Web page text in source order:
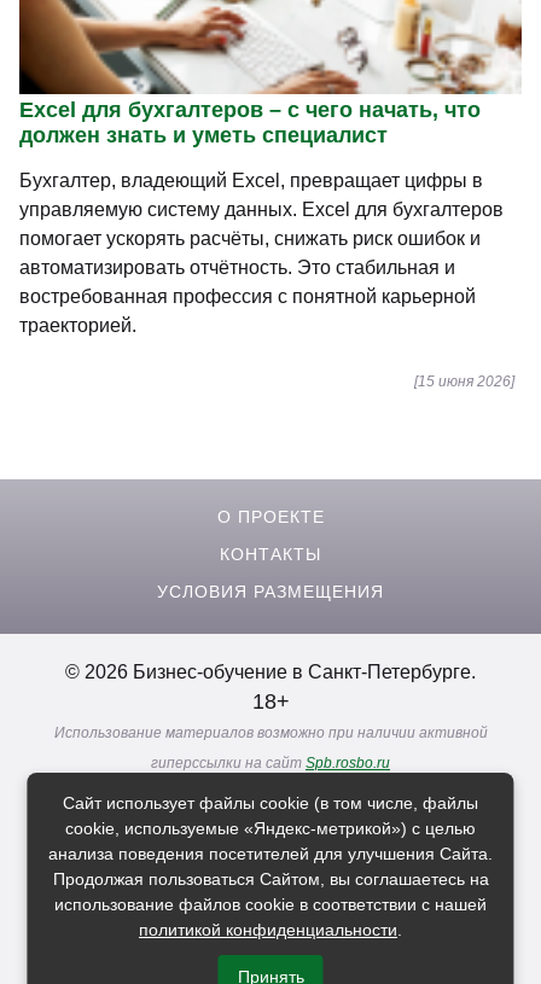
Excel для бухгалтеров – с чего начать, что
должен знать и уметь специалист
Бухгалтер, владеющий Excel, превращает цифры в
управляемую систему данных. Excel для бухгалтеров
помогает ускорять расчёты, снижать риск ошибок и
автоматизировать отчётность. Это стабильная и
востребованная профессия с понятной карьерной
траекторией.
[15 июня 2026]
О ПРОЕКТЕ
КОНТАКТЫ
УСЛОВИЯ РАЗМЕЩЕНИЯ
© 2026 Бизнес-обучение в Санкт-Петербурге.
18+
Использование материалов возможно при наличии активной
гиперссылки на сайт Spb.rosbo.ru
Реклама. Информация о рекламодателях по ссылкам
Политика в отношении обработки персональных данных
Расскажи друзьям о нас
Сайт использует файлы cookie (в том числе, файлы
cookie, используемые «Яндекс-метрикой») с целью
анализа поведения посетителей для улучшения Сайта.
Продолжая пользоваться Сайтом, вы соглашаетесь на
использование файлов cookie в соответствии с нашей
политикой конфиденциальности
Принять